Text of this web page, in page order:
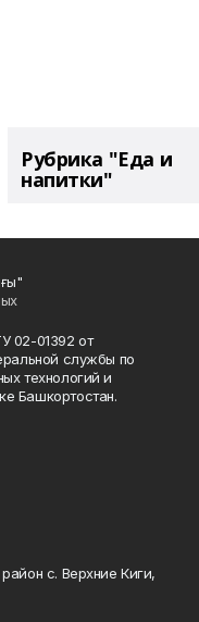
Рубрика "Еда и
напитки"
02-01392 от
службы по
технологий и
Башкортостан.
с. Верхние Киги,